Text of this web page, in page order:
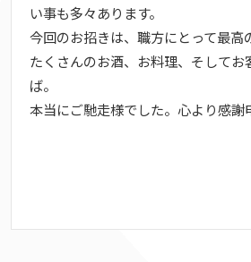
い事も多々あります。
今回のお招きは、職方にとって最高
たくさんのお酒、お料理、そしてお
ば。
本当にご馳走様でした。心より感謝